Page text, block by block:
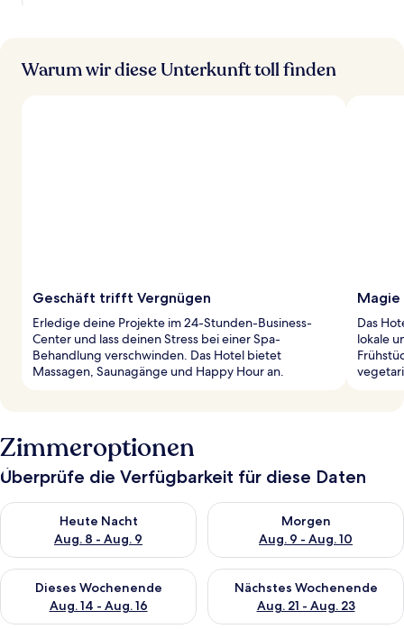
Warum wir diese Unterkunft toll finden
Geschäft trifft Vergnügen
Erledige deine Projekte im 24-Stunden-Business-
Center und lass deinen Stress bei einer Spa-
Behandlung verschwinden. Das Hotel bietet
Massagen, Saunagänge und Happy Hour an.
Magie
Das
lokale
Zimmeroptionen
Überprüfe die Verfügbarkeit für diese Daten
Heute Nacht
Aug. 8 - Aug. 9
Überprüfe die Verfügbarkeit für heute Nacht, Aug. 8 - Aug. 9.
Morgen
Aug. 9 - Aug. 10
Überprüfe die Verfügbarkeit
Dieses Wochenende
Aug. 14 - Aug. 16
Überprüfe die Verfügbarkeit für dieses Wochenende, Aug. 14
Nächstes Wochenende
Aug. 21 - Aug. 23
Überprüfe die Verfügbarkeit